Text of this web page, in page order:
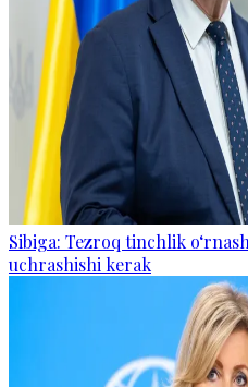
Sibiga: Tezroq tinchlik
uchrashishi kerak